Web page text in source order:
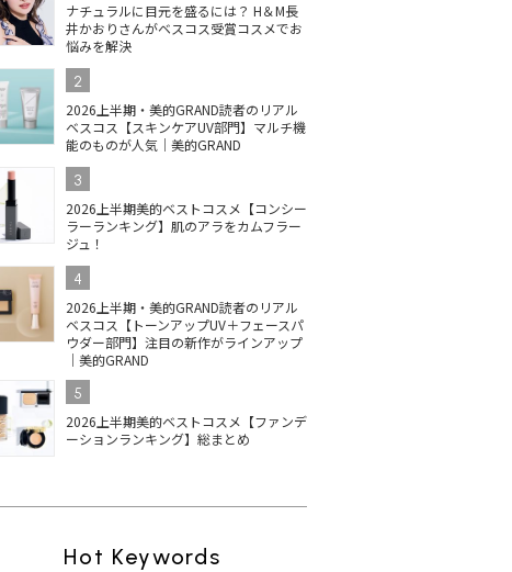
ナチュラルに目元を盛るには？ H＆M長
井かおりさんがベスコス受賞コスメでお
悩みを解決
2
2026上半期・美的GRAND読者のリアル
ベスコス【スキンケアUV部門】マルチ機
能のものが人気｜美的GRAND
3
2026上半期美的ベストコスメ【コンシー
ラーランキング】肌のアラをカムフラー
ジュ！
4
2026上半期・美的GRAND読者のリアル
ベスコス【トーンアップUV＋フェースパ
ウダー部門】注目の新作がラインアップ
｜美的GRAND
5
2026上半期美的ベストコスメ【ファンデ
ーションランキング】総まとめ
Hot Keywords